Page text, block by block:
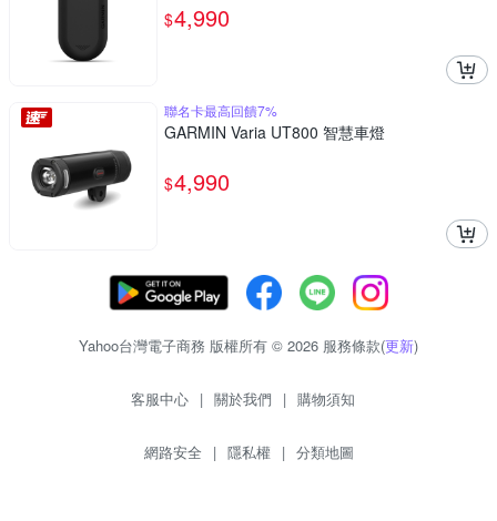
$4,990
聯名卡最高回饋7%
GARMIN Varia UT800 智慧車燈
$4,990
Yahoo台灣電子商務 版權所有 © 2026 服務條款(更新)
客服中心 | 關於我們 | 購物須知
網路安全 | 隱私權 | 分類地圖